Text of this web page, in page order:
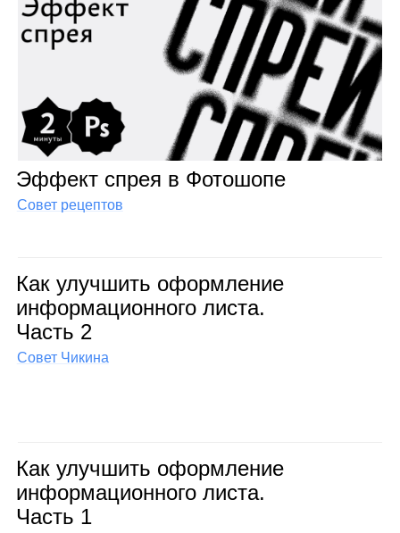
Эффект спрея в Фото­шопе
Совет рецептов
Как улуч­шить оформ­ле­ние
инфор­ма­ци­он­ного листа.
Часть 2
Совет Чикина
Как улуч­шить оформ­ле­ние
инфор­ма­ци­он­ного листа.
Часть 1